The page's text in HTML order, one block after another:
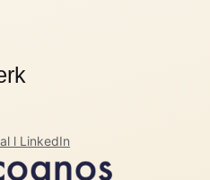
l LinkedIn